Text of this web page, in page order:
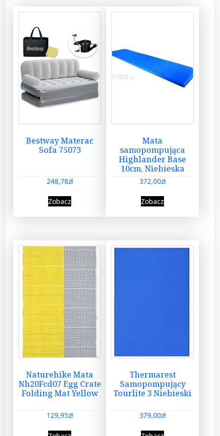
Bestway Materac
Sofa 75073
248,78zł
Zobacz
Mata
samopompująca
Highlander Base
10cm, Niebieska
372,00zł
Zobacz
Naturehike Mata
Nh20Fcd07 Egg Crate
Folding Mat Yellow
129,95zł
Thermarest
Samopompujący
Tourlite 3 Niebieski
379,00zł